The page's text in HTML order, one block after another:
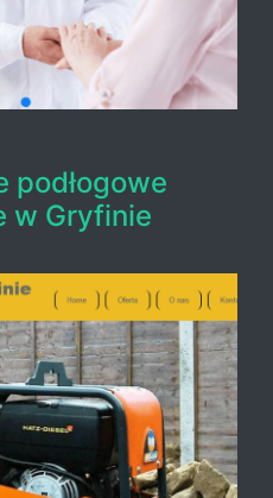
podłogowe
w Gryfinie